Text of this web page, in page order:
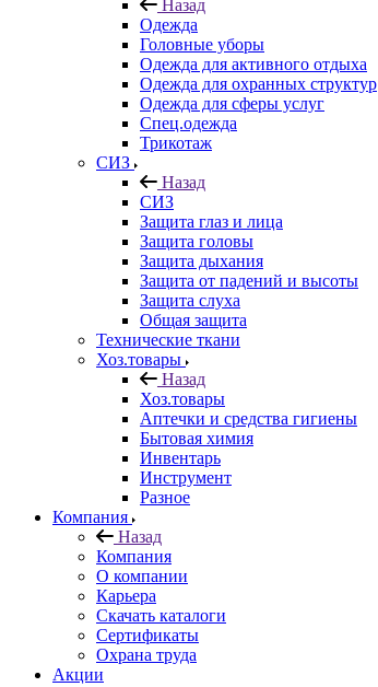
Назад
Одежда
Головные уборы
Одежда для активного отдыха
Одежда для охранных структур
Одежда для сферы услуг
Спец.одежда
Трикотаж
СИЗ
Назад
СИЗ
Защита глаз и лица
Защита головы
Защита дыхания
Защита от падений и высоты
Защита слуха
Общая защита
Технические ткани
Хоз.товары
Назад
Хоз.товары
Аптечки и средства гигиены
Бытовая химия
Инвентарь
Инструмент
Разное
Компания
Назад
Компания
О компании
Карьера
Cкачать каталоги
Сертификаты
Охрана труда
Акции